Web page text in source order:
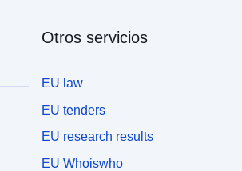
Otros servicios
EU law
EU tenders
EU research results
EU Whoiswho